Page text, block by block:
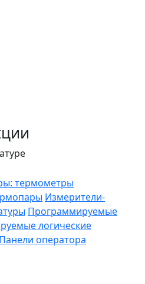
термометры
Измерители-
Программируемые
логические
Панели оператора